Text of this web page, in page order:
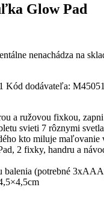
Glow Pad
nenachádza na
Kód dodávateľa:
a ružovou fixkou,
svieti 7 rôznymi
kto miluje maľovanie
2 fixky, handru a
balenia (potrebné